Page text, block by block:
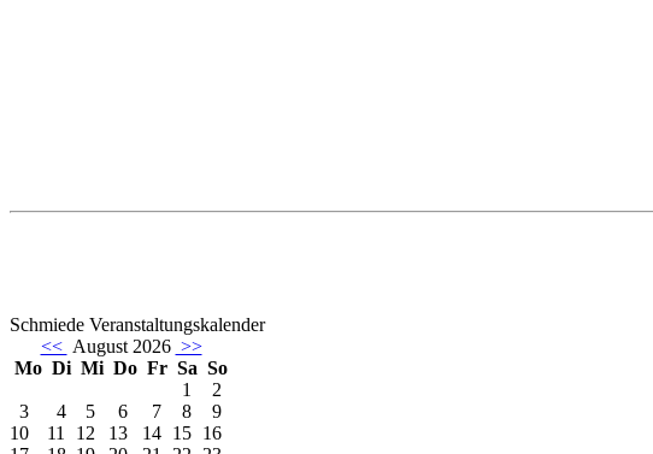
Schmiede Veranstaltungskalender
<< August 2026 >>
Mo Di Mi Do Fr Sa So
1
2
3
4 5 6 7 8
9
10
11 12 13 14 15 16